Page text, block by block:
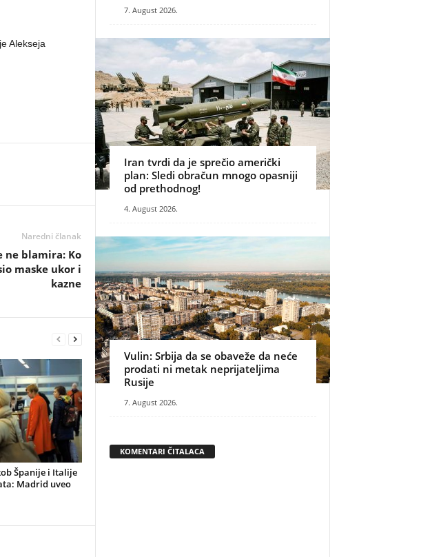
Alekseja
Naredni članak
ne blamira: Ko
maske ukor i
kazne
Španije i Italije
Madrid uveo
7. August 2026.
Iran tvrdi da je sprečio američki
plan: Sledi obračun mnogo opasniji
od prethodnog!
4. August 2026.
Vulin: Srbija da se obaveže da neće
prodati ni metak neprijateljima
Rusije
7. August 2026.
KOMENTARI ČITALACA